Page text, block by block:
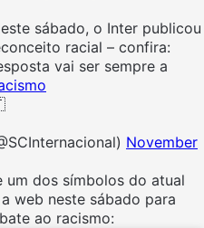
sábado, o Inter publicou
racial – confira:
vai ser sempre a
November
um dos símbolos do atual
web neste sábado para
ao racismo: